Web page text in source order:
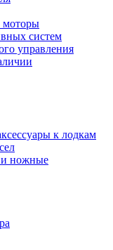
моторы
систем
управления
к лодкам
и ножные